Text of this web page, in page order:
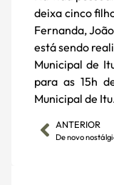
deixa cinco
Fernanda,
está sendo
Municipal de
para as 15h
Municipal de
ANTERIOR
De novo